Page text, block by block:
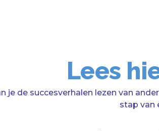
Lees
je de succesverhalen lezen van
stap van